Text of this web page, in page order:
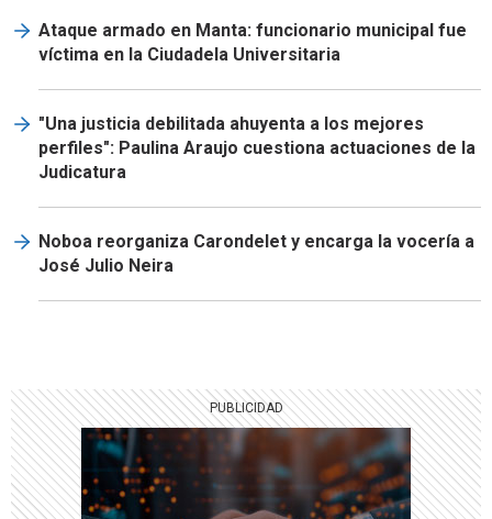
Ataque armado en Manta: funcionario municipal fue
víctima en la Ciudadela Universitaria
"Una justicia debilitada ahuyenta a los mejores
perfiles": Paulina Araujo cuestiona actuaciones de la
Judicatura
Noboa reorganiza Carondelet y encarga la vocería a
José Julio Neira